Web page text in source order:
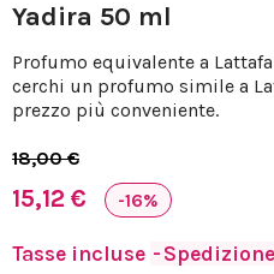
Yadira 50 ml
Profumo equivalente a
cerchi un profumo simile a
prezzo più conveniente.
18,00 €
15,12 € -16%
Tasse incluse